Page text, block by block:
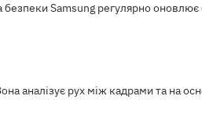
Samsung регулярно
аналізує рух між кадрами та на